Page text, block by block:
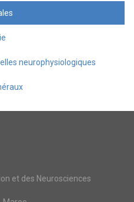
neurophysiologiques
et des Neurosciences